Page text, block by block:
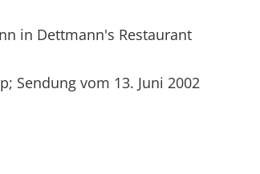
in Dettmann's Restaurant
Sendung vom 13. Juni 2002